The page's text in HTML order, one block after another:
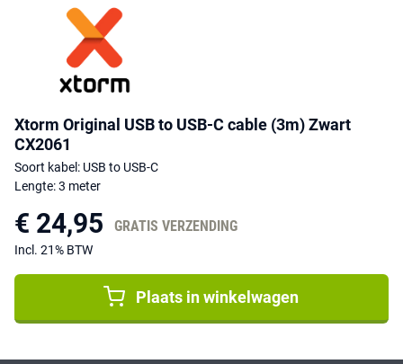
Xtorm Original USB to USB-C cable (3m) Zwart
CX2061
Soort kabel: USB to USB-C
Lengte: 3 meter
€ 24,95 GRATIS VERZENDING
Incl. 21% BTW
Plaats in winkelwagen